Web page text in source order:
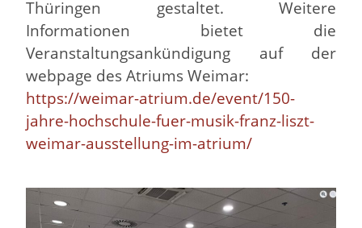
Thüringen gestaltet. Weitere
Informationen bietet die
Veranstaltungsankündigung auf der
webpage des Atriums Weimar:
https://weimar-atrium.de/event/150-
jahre-hochschule-fuer-musik-franz-liszt-
weimar-ausstellung-im-atrium/